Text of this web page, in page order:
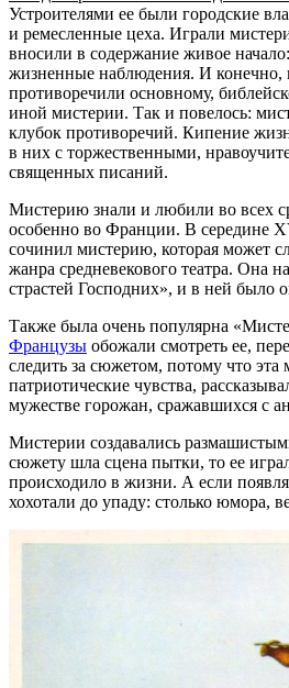
Устроителями ее были городские
и ремесленные цеха. Играли
вносили в содержание живое
жизненные наблюдения. И конечно,
противоречили основному,
иной мистерии. Так и повелось:
клубок противоречий. Кипение
в них с торжественными,
священных писаний.
Мистерию знали и любили во всех
особенно во Франции. В середине
сочинил мистерию, которая может
жанра средневекового театра. Она
страстей Господних», и в ней было
Также была очень популярна
Французы обожали смотреть ее,
следить за сюжетом, потому что эта
патриотические чувства,
мужестве горожан, сражавшихся с
Мистерии создавались
сюжету шла сцена пытки, то ее
происходило в жизни. А если
хохотали до упаду: столько юмора,